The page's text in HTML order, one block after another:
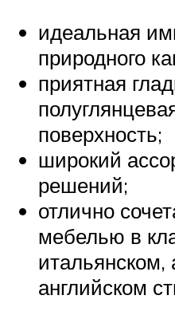
идеальная
природного
приятная
поверхность;
широкий
решений;
отлично
мебелью в
итальянском,
английском